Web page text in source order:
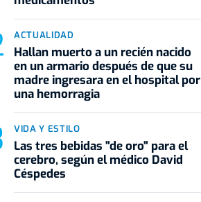
ACTUALIDAD
Hallan muerto a un recién nacido
en un armario después de que su
madre ingresara en el hospital por
una hemorragia
VIDA Y ESTILO
Las tres bebidas "de oro" para el
cerebro, según el médico David
Céspedes